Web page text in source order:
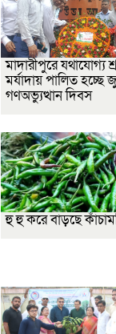
মাদারীপুরে যথাযোগ্য
মর্যাদায় পালিত হচ্ছে
গণঅভ্যুত্থান দিবস
হু হু করে বাড়ছে